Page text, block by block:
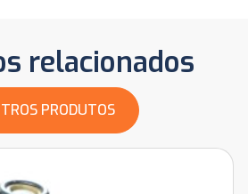
relacionados
PRODUTOS